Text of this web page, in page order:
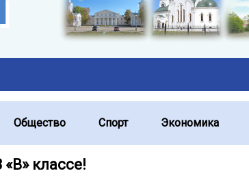
Общество Спорт Экономика
классе!